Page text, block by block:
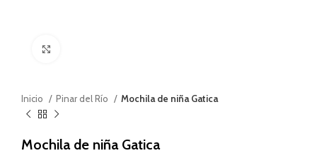
Inicio Pinar del Río Mochila de niña Gatica
Mochila de niña Gatica